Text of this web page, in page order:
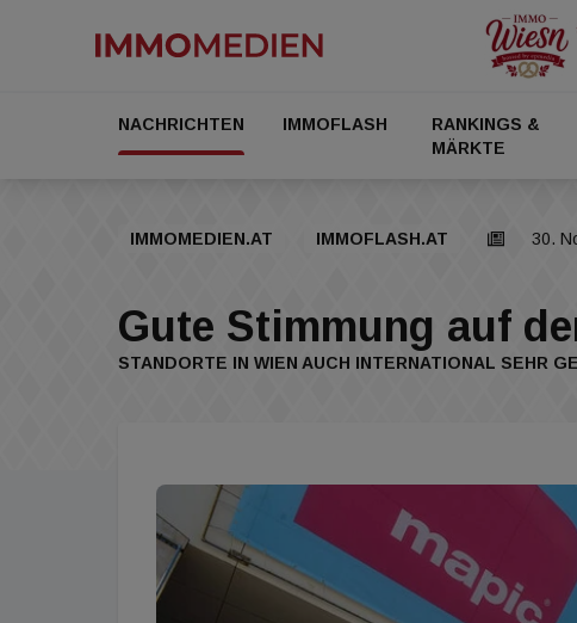
NACHRICHTEN IMMOFLASH
RANKINGS &
MÄRKTE
IMMOMEDIEN.AT IMMOFLASH.AT 30.
Gute Stimmung auf
STANDORTE IN WIEN AUCH INTERNATIONAL SEHR